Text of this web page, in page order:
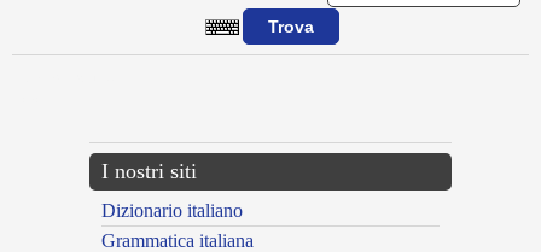
I nostri siti
Dizionario italiano
Grammatica italiana